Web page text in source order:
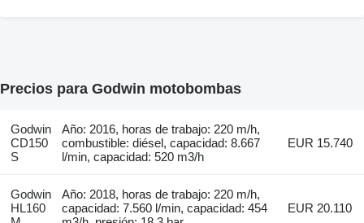
Precios para Godwin motobombas
Godwin
CD150
S
Año: 2016, horas de trabajo: 220 m/h,
combustible: diésel, capacidad: 8.667
l/min, capacidad: 520 m3/h
EUR 15.740
Godwin
HL160
Año: 2018, horas de trabajo: 220 m/h,
capacidad: 7.560 l/min, capacidad: 454
EUR 20.110